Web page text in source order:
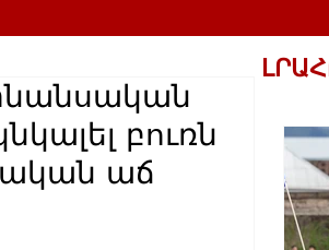
բուռն
աճ